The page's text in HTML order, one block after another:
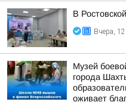
В
Вчера,
Музей
города
оживает